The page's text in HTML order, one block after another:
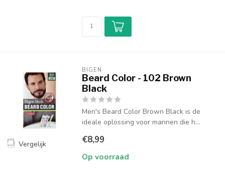
Vergelijk
BIGEN
Beard Color - 102 Brown
Black
Men's Beard Color Brown Black is de
ideale oplossing voor mannen die h...
€8,99
Op voorraad